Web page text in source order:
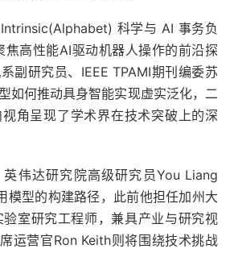
科学与 AI 事务负
高性能AI驱动机器人操作的前沿探
副研究员、IEEE TPAMI期刊编委苏
如何推动具身智能实现虚实泛化，二
角呈现了学术界在技术突破上的深
伟达研究院高级研究员You Liang
模型的构建路径，此前他担任加州大
验室研究工程师，兼具产业与研究视
运营官Ron Keith则将围绕技术挑战